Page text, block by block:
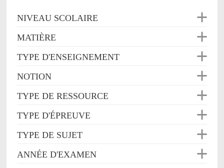
NIVEAU SCOLAIRE
MATIÈRE
TYPE D'ENSEIGNEMENT
NOTION
TYPE DE RESSOURCE
TYPE D'ÉPREUVE
TYPE DE SUJET
ANNÉE D'EXAMEN